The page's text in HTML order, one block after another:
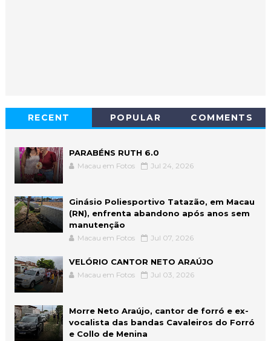
RECENT POPULAR COMMENTS
PARABÉNS RUTH 6.0
Macau em Fotos Jul 24, 2026
Ginásio Poliesportivo Tatazão, em Macau
(RN), enfrenta abandono após anos sem
manutenção
Macau em Fotos Jul 07, 2026
VELÓRIO CANTOR NETO ARAÚJO
Macau em Fotos Jul 03, 2026
Morre Neto Araújo, cantor de forró e ex-
vocalista das bandas Cavaleiros do Forró
e Collo de Menina